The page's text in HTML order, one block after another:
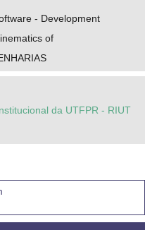
- Development
of
da UTFPR - RIUT